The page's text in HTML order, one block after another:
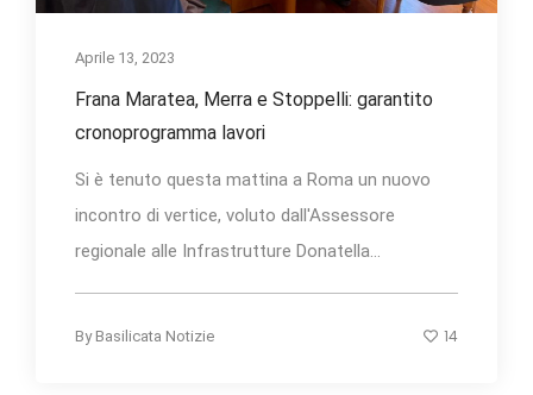
Aprile 13, 2023
Frana Maratea, Merra e Stoppelli: garantito
cronoprogramma lavori
Si è tenuto questa mattina a Roma un nuovo
incontro di vertice, voluto dall'Assessore
regionale alle Infrastrutture Donatella...
By Basilicata Notizie 14